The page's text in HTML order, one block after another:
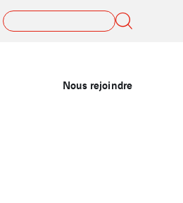
Nous rejoindre